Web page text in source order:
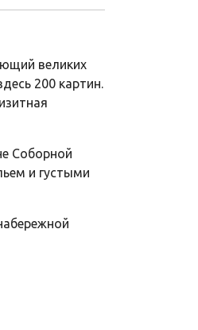
великих
200 картин.
Соборной
и густыми